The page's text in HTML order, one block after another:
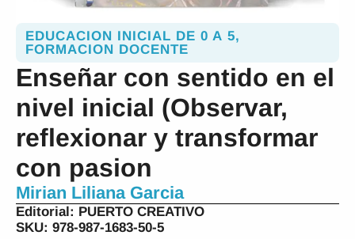
EDUCACION INICIAL DE 0 A 5,
FORMACION DOCENTE
Enseñar con sentido en el
nivel inicial (Observar,
reflexionar y transformar
con pasion
Mirian Liliana Garcia
Editorial: PUERTO CREATIVO
SKU: 978-987-1683-50-5